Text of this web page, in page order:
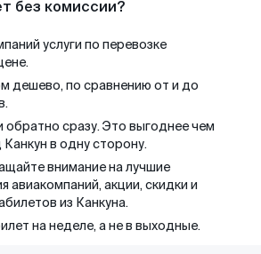
без комиссии?
услуги по перевозке
дешево, по сравнению от и до
обратно сразу. Это выгоднее чем
в одну сторону.
внимание на лучшие
авиакомпаний, акции, скидки и
из Канкуна.
на неделе, а не в выходные.